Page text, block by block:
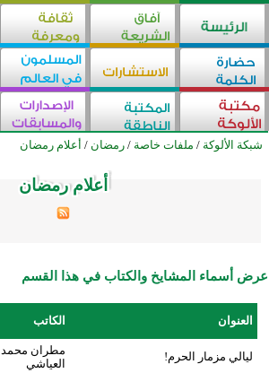
شبكة الألوكة / ملفات خاصة / رمضان / أعلام رمضان
أعلام رمضان
أعلام رمضان
أعلام رمضان
أعلام رمضان
أعلام رمضان
أعلام رمضان
أعلام رمضان
أعلام رمضان
أعلام رمضان
أعلام رمضان
أعلام رمضان
أعلام رمضان
أعلام رمضان
أعلام رمضان
أعلام رمضان
أعلام رمضان
أعلام رمضان
أعلام رمضان
أعلام رمضان
أعلام رمضان
أعلام رمضان
أعلام رمضان
أعلام رمضان
أعلام رمضان
أعلام رمضان
عرض أسماء المشايخ والكتاب في هذا القسم
العنوان الكاتب
ليالي مزمار الحرم!
مطران محمد
العياشي